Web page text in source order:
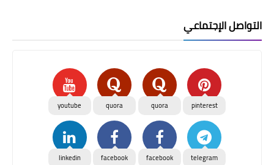
التواصل الإجتماعي
pinterest
quora
quora
youtube
telegram
facebook
facebook
linkedin